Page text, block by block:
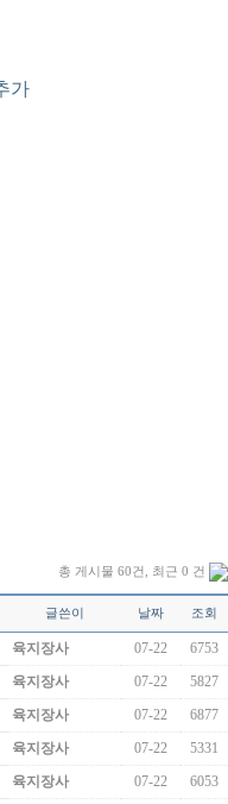
가
총 게시물 60건, 최근 0 건
글쓴이 날짜 조회
육지장사 07-22
6753
육지장사 07-22
5827
육지장사 07-22
6877
육지장사 07-22
5331
육지장사 07-22
6053